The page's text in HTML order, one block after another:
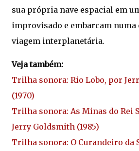
sua própria nave espacial em
improvisado e embarcam
viagem interplanetária.
Veja também:
Trilha sonora: Rio Lobo, por
(1970)
Trilha sonora: As Minas do Rei
Jerry Goldsmith (1985)
Trilha sonora: O Curandeiro da